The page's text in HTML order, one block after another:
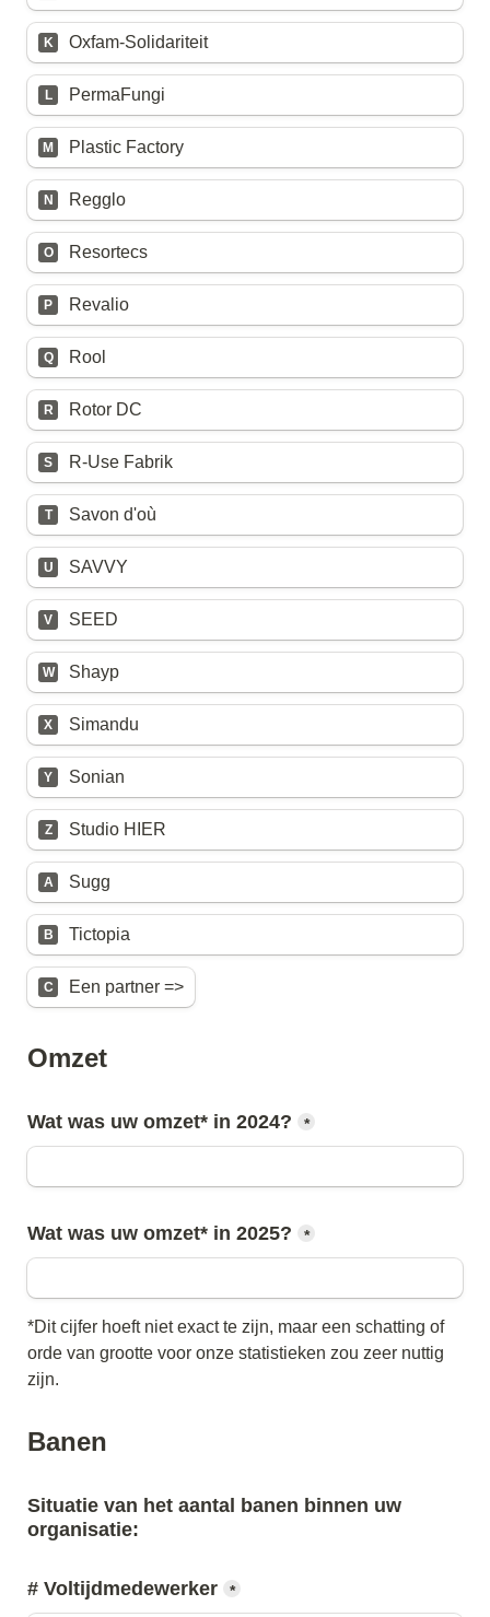
K Oxfam-Solidariteit
L PermaFungi
M Plastic Factory
N Regglo
O Resortecs
P Revalio
Q Rool
R Rotor DC
S R-Use Fabrik
T Savon d'où
U SAVVY
V SEED
W Shayp
X Simandu
Y Sonian
Z Studio HIER
A Sugg
B Tictopia
C Een partner =>
Omzet
Wat was uw omzet* in 2024? *
Wat was uw omzet* in 2025? *
*Dit cijfer hoeft niet exact te zijn, maar een schatting of
orde van grootte voor onze statistieken zou zeer nuttig
zijn.
Banen
Situatie van het aantal banen binnen uw
organisatie:
# Voltijdmedewerker *